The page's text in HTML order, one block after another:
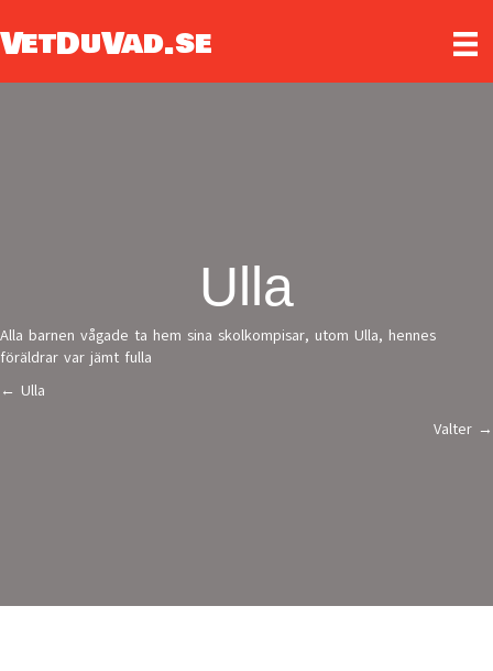
VetDuVad.se
Ulla
Alla barnen vågade ta hem sina skolkompisar, utom Ulla, hennes
föräldrar var jämt fulla
Posts
← Ulla
Valter →